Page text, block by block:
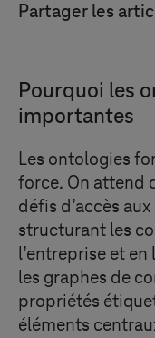
Partager les
Pourquoi les
importantes
Les ontologies
force. On attend
défis d’accès
structurant les
l’entreprise et
les graphes de
propriétés
éléments